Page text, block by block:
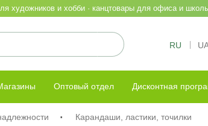
художников и хобби · канцтовары для офиса и
RU
Оптовый отдел Дисконтная
Карандаши, ластики, точилки